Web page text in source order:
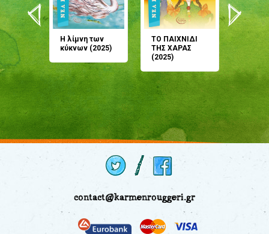
Η λίμνη των
κύκνων (2025)
ΤΟ ΠΑΙΧΝΙΔΙ
ΤΗΣ ΧΑΡΑΣ
(2025)
μου;
(2024)
contact@karmenrouggeri.gr